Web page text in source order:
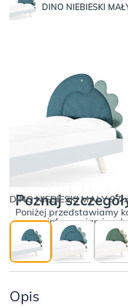
DINO NIEBIESKI
DINO NIEBIESKI MAŁY 97
Cena wybranej
ilość
zagłówek
Dinozaur
Poznaj
Poniżej przedstawiamy
wraz z informacjami o
Opis